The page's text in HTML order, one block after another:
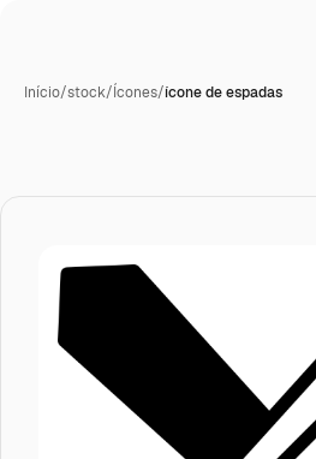
Início/stock/Ícones/ícone de espadas